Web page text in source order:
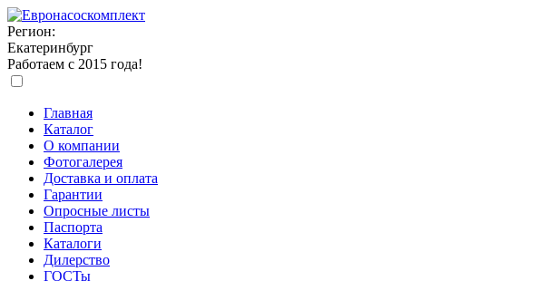
Регион:
Екатеринбург
Работаем с 2015 года!
Главная
Каталог
О компании
Фотогалерея
Доставка и оплата
Гарантии
Опросные листы
Паспорта
Каталоги
Дилерство
ГОСТы